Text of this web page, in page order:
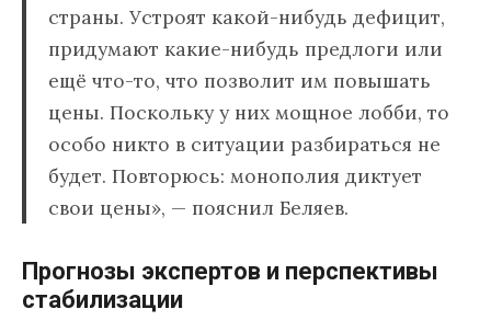
страны. Устроят какой-нибудь дефицит,
придумают какие-нибудь предлоги или
ещё что-то, что позволит им повышать
цены. Поскольку у них мощное лобби, то
особо никто в ситуации разбираться не
будет. Повторюсь: монополия диктует
свои цены», — пояснил Беляев.
Прогнозы экспертов и перспективы
стабилизации